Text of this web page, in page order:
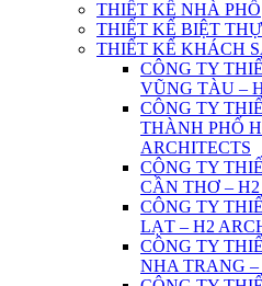
THIẾT KẾ NHÀ PHỐ
THIẾT KẾ BIỆT THỰ
THIẾT KẾ KHÁCH
CÔNG TY
VŨNG TÀU –
CÔNG TY
THÀNH PHỐ
ARCHITECTS
CÔNG TY
CẦN THƠ –
CÔNG TY
LẠT – H2
CÔNG TY
NHA TRANG –